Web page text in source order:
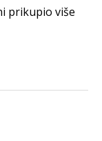
prikupio više